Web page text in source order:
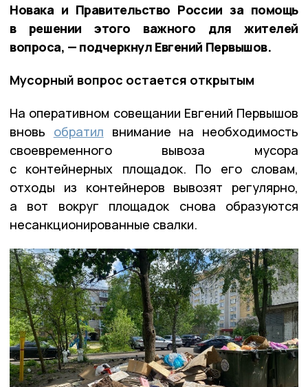
Новака и Правительство России за помощь
в решении этого важного для жителей
вопроса, — подчеркнул Евгений Первышов.
Мусорный вопрос остается открытым
На оперативном совещании Евгений Первышов
вновь обратил внимание на необходимость
своевременного вывоза мусора
с контейнерных площадок. По его словам,
отходы из контейнеров вывозят регулярно,
а вот вокруг площадок снова образуются
несанкционированные свалки.